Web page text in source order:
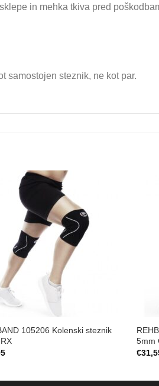
in mehka tkiva pred
samostojen steznik, ne kot par.
105206 Kolenski steznik
5mm
€